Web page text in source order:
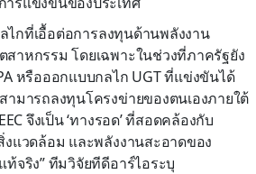
ลไกที่เอื้อต่อการลงทุนด้านพลังงาน
าหกรรม โดยเฉพาะในช่วงที่ภาครัฐยัง
หรือออกแบบกลไก UGT ที่แข่งขันได้
ามารถลงทุนโครงข่ายของตนเองภายใต้
จึงเป็น ‘ทางรอด’ ที่สอดคล้องกับ
งแวดล้อม และพลังงานสะอาดของ
ท้จริง” ทีมวิจัยทีดีอาร์ไอระบุ